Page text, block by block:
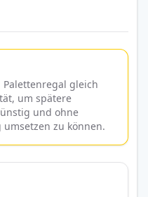
Palettenregal gleich
um spätere
und ohne
zu können.